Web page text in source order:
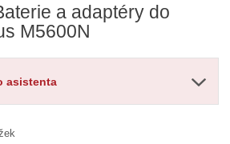
a adaptéry do
M5600N
asistenta